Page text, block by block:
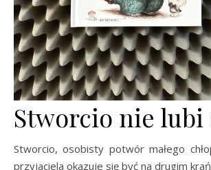
Stworcio nie lubi
Stworcio, osobisty potwór małego
przyjaciela okazuje się być na drugim